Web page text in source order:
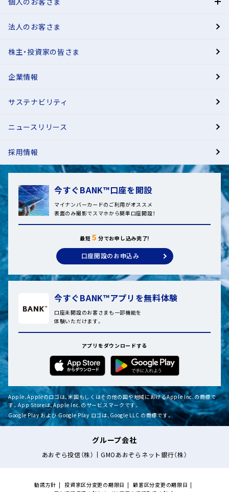
BANK
有人店舗
法人のお客さま
株主・投資家の皆さま
企業情報
サステナビリティ
ニュースリリース
採用情報
今すぐBANK™口座を開設
マイナンバーカードのご利用がオススメ
表面のみ撮影でスマホから簡単口座開設！
最短 ５分でお申し込み完了!
口座開設のお申込み
今すぐBANK™アプリを無料体験
口座未開設のお客さまも一部機能を
体験いただけます。
アプリをダウンロードする
Apple、Appleのロゴは、米国もしくはその他の国や地域におけるApple Inc.の商標で
す。App Storeは、Apple Inc.のサービスマークです。
Google Play および Google Play ロゴは、Google LLC の商標です。
グループ会社
あおぞら投信（株） GMOあおぞらネット銀行（株）
勧誘方針 投資家区分変更の期限日
顧客区分変更の期限日